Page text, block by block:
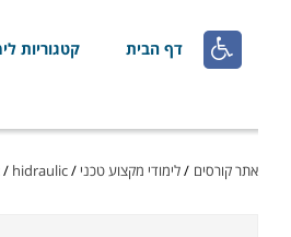
 דף הבית קטגוריות
אתר קורסים /לימודי מקצוע טכני /
/ hidraulic - לימודי ערב